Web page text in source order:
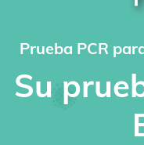
Prueba PCR
Su